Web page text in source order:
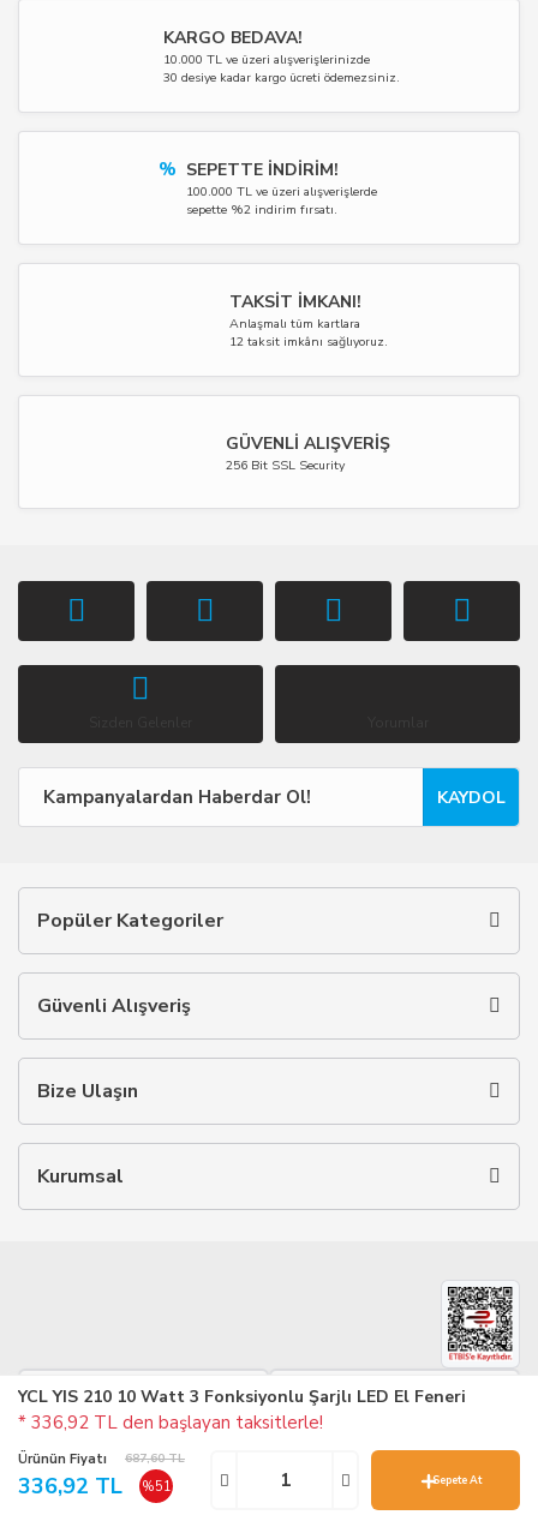
YCL YIS 210 10 Watt 3 Fonksiyonlu Şarjlı LED El Feneri
* 336,92 TL den başlayan taksitlerle!
Ürünün Fiyatı 687,60 TL
336,92 TL %51 Sepete At
KARGO BEDAVA!
10.000 TL ve üzeri alışverişlerinizde
30 desiye kadar kargo ücreti ödemezsiniz.
% SEPETTE İNDİRİM!
100.000 TL ve üzeri alışverişlerde
sepette %2 indirim fırsatı.
TAKSİT İMKANI!
Anlaşmalı tüm kartlara
12 taksit imkânı sağlıyoruz.
GÜVENLİ ALIŞVERİŞ
256 Bit SSL Security
KAYDOL
Popüler Kategoriler
Güvenli Alışveriş
Bize Ulaşın
Kurumsal
Google Play Appstore